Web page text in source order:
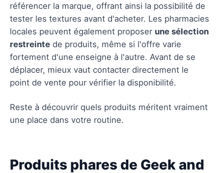
référencer la marque, offrant ainsi la possibilité de
tester les textures avant d'acheter. Les pharmacies
locales peuvent également proposer une sélection
restreinte de produits, même si l'offre varie
fortement d'une enseigne à l'autre. Avant de se
déplacer, mieux vaut contacter directement le
point de vente pour vérifier la disponibilité.
Reste à découvrir quels produits méritent vraiment
une place dans votre routine.
Produits phares de Geek and